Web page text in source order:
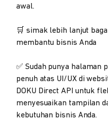
awal.
🛒 simak lebih lanjut
membantu bisnis Anda
✅ Sudah punya halaman
penuh atas UI/UX di
DOKU Direct API untuk
menyesuaikan tampilan
kebutuhan bisnis Anda.